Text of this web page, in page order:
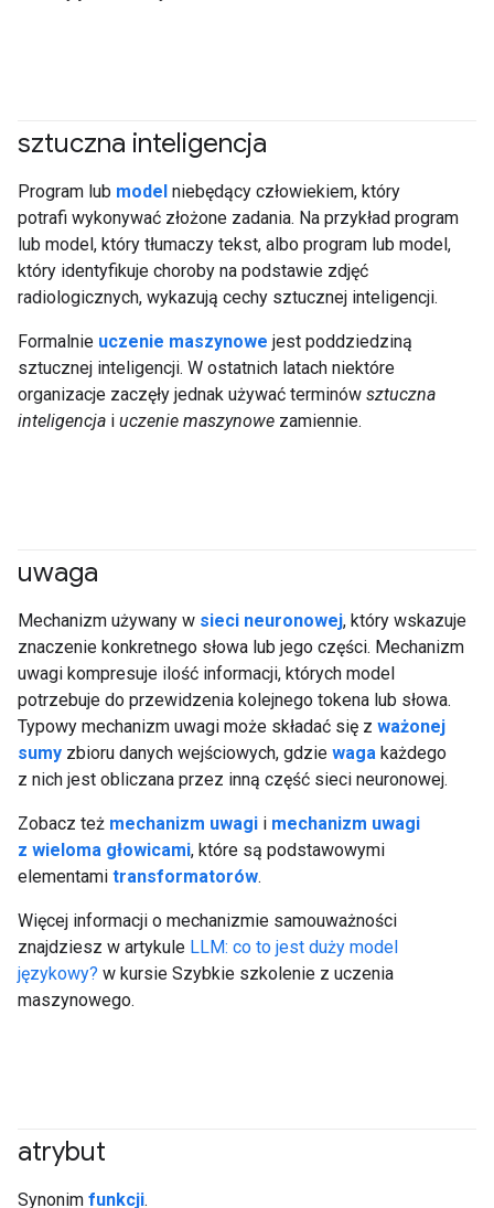
sztuczna inteligencja
Program lub model niebędący człowiekiem, który
potrafi wykonywać złożone zadania. Na przykład program
lub model, który tłumaczy tekst, albo program lub model,
który identyfikuje choroby na podstawie zdjęć
radiologicznych, wykazują cechy sztucznej inteligencji.
Formalnie uczenie maszynowe jest poddziedziną
sztucznej inteligencji. W ostatnich latach niektóre
organizacje zaczęły jednak używać terminów sztuczna
inteligencja i uczenie maszynowe zamiennie.
uwaga
Mechanizm używany w sieci neuronowej, który wskazuje
znaczenie konkretnego słowa lub jego części. Mechanizm
uwagi kompresuje ilość informacji, których model
potrzebuje do przewidzenia kolejnego tokena lub słowa.
Typowy mechanizm uwagi może składać się z ważonej
sumy zbioru danych wejściowych, gdzie waga każdego
z nich jest obliczana przez inną część sieci neuronowej.
Zobacz też mechanizm uwagi i mechanizm uwagi
z wieloma głowicami, które są podstawowymi
elementami transformatorów.
Więcej informacji o mechanizmie samouważności
znajdziesz w artykule LLM: co to jest duży model
językowy? w kursie Szybkie szkolenie z uczenia
maszynowego.
atrybut
Synonim funkcji.